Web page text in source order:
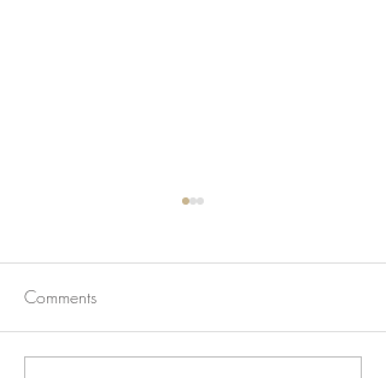
Comments